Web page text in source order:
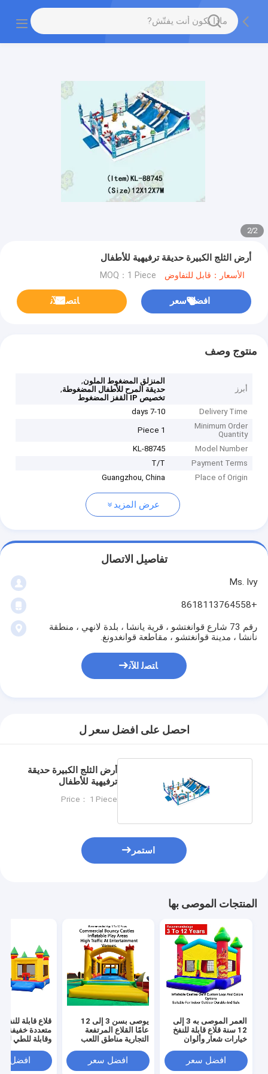
2
/
2
أرض الثلج الكبيرة حديقة ترفيهية للأطفال
الأسعار：قابل للتفاوض MOQ：1 Piece
افضل سعر ﺎﺘﺼﻟ ﺍﻶﻧ
منتوج وصف
أبرز
المنزلق المضغوط الملون,
حديقة المرح للأطفال المضغوطة,
تخصيص IP القفز المضغوط
Delivery Time
7-10 days
Minimum Order
Quantity
1 Piece
Model Number
KL-88745
Payment Terms
T/T
Place of Origin
Guangzhou, China
عرض المزيد
تفاصيل الاتصال
Ms. Ivy
+8618113764558
رقم 73 شارع قوانغتشو ، قرية يانشا ، بلدة لانهي ، منطقة
نانشا ، مدينة قوانغتشو ، مقاطعة قوانغدونغ.
ﺎﺘﺼﻟ ﺍﻶﻧ
احصل على افضل سعر ل
أرض الثلج الكبيرة حديقة
ترفيهية للأطفال
Price： 1 Piece
استمر
المنتجات الموصى بها
العمر الموصى به 3 إلى
12 سنة قلاع قابلة للنفخ
خيارات شعار وألوان
المصنعة الأصلية مناسبة
للاستخدام الداخلي
افضل سعر
يوصى بسن 3 إلى 12
عامًا القلاع المرتفعة
التجارية مناطق اللعب
لحركة المرور الكبيرة في
أماكن الترفيه
افضل سعر
قلاع قابلة للنفخ
متعددة خفيفة
وقابلة للطي
للمناسبات
افضل